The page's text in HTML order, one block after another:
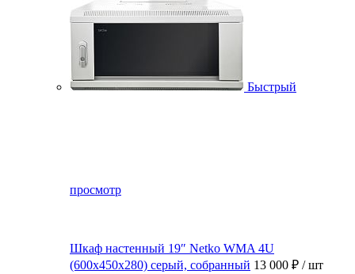
Быстрый
просмотр
Шкаф настенный 19″ Netko WMA 4U
(600x450x280) серый, собранный 13 000 ₽ / шт